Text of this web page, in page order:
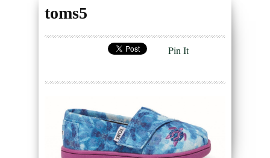
toms5
Pin It